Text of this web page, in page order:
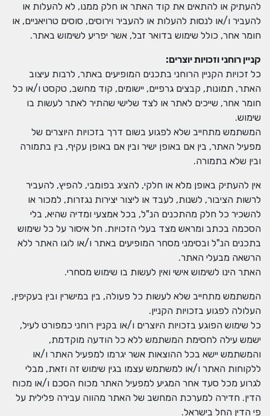
להעתיק או להתאים את קוד האתר או חלק ממנו, לא להעלות או
להעביר ו/או לנסות להעלות או להעביר וירוסים, סוסים טרויאניים, או
חומר אחר, כולל שימוש בדואר זבל, אשר יפריע לשימוש באתר.
קניין רוחני וזכויות יוצרים:
כל זכויות הקניין הרוחני בתכנים המופיעים באתר, לרבות עיצוב
האתר, תמונות, קבצים גרפיים, יישומים, קוד מחשב, טקסט ו/או כל
חומר אחר, שייכים לאתר או לצד שלישי שהתיר לאתר לעשות בו
שימוש.
המשתמש מתחייב שלא לפגוע בשום דרך בזכויות היוצרים של
מפעיל האתר, בין אם באופן ישיר ובין אם באופן עקיף, בין בתמורה
ובין שלא בתמורה.
אין להעתיק באופן מלא או חלקי, להציג בפומבי, להפיץ, להעביר
לרשות הציבור, לשנות, לעבד או ליצור יצירות נגזרות, למכור או
להשכיר כל חלק מהתכנים הנ"ל, בכל אמצעי ומדיה שהיא, בלי
הסכמה בכתב ומראש מצד בעלי הזכויות. חל איסור על כל שימוש
בתכנים הנ"ל ובסימני מסחר המופיעים באתר ו/או לוגו האתר ללא
הרשאה מבעלי האתר.
האתר הינו לשימוש אישי ואין לעשות בו שימוש מסחרי.
המשתמש מתחייב שלא לעשות כל פעולה, בין במישרין ובין בעקיפין,
העלולה לפגוע בזכויות הקניין.
כל שימוש הפוגע בזכויות היוצרים ו/או בקניין רוחני כמפורט לעיל,
ישמש עילה לחסימת המשתמש ללא כל הודעה מוקדמת,
והמשתמש יישא בכל ההוצאות אשר יגרמו למפעיל האתר ו/או
ללקוחות האתר ו/או למשתמש עצמו בגין שימוש זה וזאת, מבלי
לגרוע מכל סעד אחר המגיע למפעיל האתר מכוח הסכם ו/או מכוח
הדין. חדירה למערכת המחשב של האתר מהווה עבירה פלילית על
פי הדין החל בישראל.